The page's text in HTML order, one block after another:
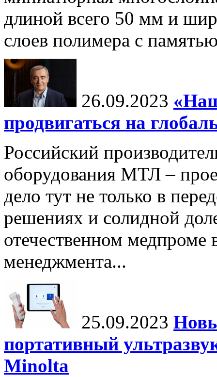
длиной всего 50 мм и
слоев полимера с
26.09.2023
продвигаться на
Российский
оборудования МТЛ –
дело тут не только в
решениях и солидной
отечественном медпроме
менеджмента...
25.09.2023
портативный
Minolta